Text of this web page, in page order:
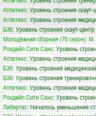
Атлетико: Уровень строения
Атлетико: Уровень строения
Б36: Уровень строения скаут-
Молодёжная сборная (76 сезон): М.
Рокдейл Сити Санс: Уровень
Атлетико: Уровень строения
Б36: Уровень строения
Б36: Уровень строения
Атлетико: Уровень строения
Рокдейл Сити Санс: Уровень
Либертас: Началось уменьшение